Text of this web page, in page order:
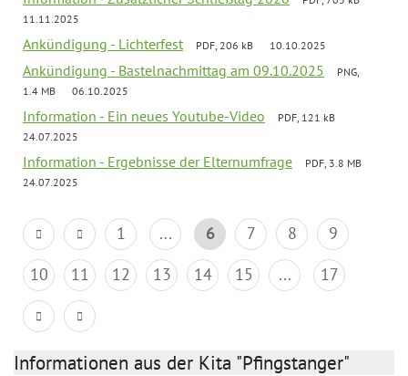
11.11.2025
Ankündigung - Lichterfest PDF, 206 kB 10.10.2025
Ankündigung - Bastelnachmittag am 09.10.2025
PNG,
1.4 MB
06.10.2025
Information - Ein neues Youtube-Video
PDF, 121 kB
24.07.2025
Information - Ergebnisse der Elternumfrage
PDF, 3.8 MB
24.07.2025
1 ... 6 7 8
9
10
11 12 13 14 15 ... 17
Informationen aus der Kita "Pfingstanger"